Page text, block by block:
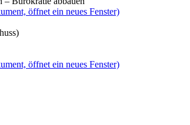
öffnet ein neues Fenster)
öffnet ein neues Fenster)